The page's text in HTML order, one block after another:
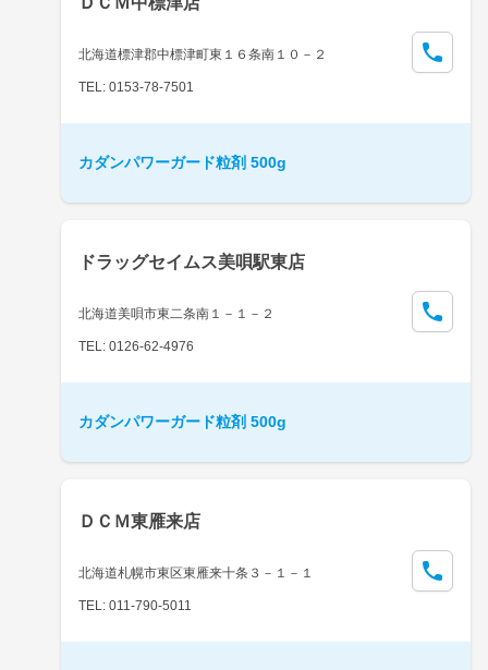
北海道標津郡中標津町東１６条南１０－２
TEL: 0153-78-7501
カダンパワーガード粒剤 500g
ドラッグセイムス美唄駅東店
北海道美唄市東二条南１－１－２
TEL: 0126-62-4976
カダンパワーガード粒剤 500g
ＤＣＭ東雁来店
北海道札幌市東区東雁来十条３－１－１
TEL: 011-790-5011